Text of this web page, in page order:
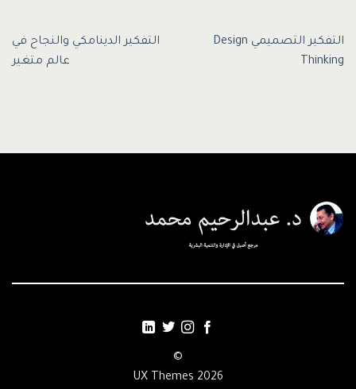
التفكير التصميمي Design
Thinking
التفكير الدينامكي والنجاح في
عالم متغير
©
2026 UX Themes